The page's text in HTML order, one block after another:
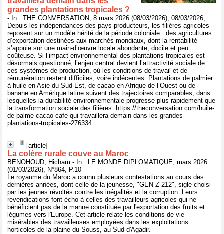
grandes plantations tropicales ?
- In : THE CONVERSATION, 8 mars 2026 (08/03/2026), 08/03/2026,
Depuis les indépendances des pays producteurs, les filières agricoles
reposent sur un modèle hérité de la période coloniale : des agricultures
d’exportation destinées aux marchés mondiaux, dont la rentabilité
s’appuie sur une main-d’œuvre locale abondante, docile et peu
coûteuse. Si l’impact environnemental des plantations tropicales est
désormais questionné, l’enjeu central devient l’attractivité sociale de
ces systèmes de production, où les conditions de travail et de
rémunération restent difficiles, voire indécentes. Plantations de palmier
à huile en Asie du Sud-Est, de cacao en Afrique de l’Ouest ou de
banane en Amérique latine suivent des trajectoires comparables, dans
lesquelles la durabilité environnementale progresse plus rapidement que
la transformation sociale des filières. https://theconversation.com/huile-
de-palme-cacao-cafe-qui-travaillera-demain-dans-les-grandes-
plantations-tropicales-276334
[article]
La colère rurale couve au Maroc
BENOHOUD, Hicham - In : LE MONDE DIPLOMATIQUE, mars 2026
(01/03/2026), N°864, P.10
Le royaume du Maroc a connu plusieurs contestations au cours des
dernières années, dont celle de la jeunesse, "GEN Z 212", sigle choisi
par les jeunes révoltés contre les inégalités et la corruption. Leurs
revendications font écho à celles des travailleurs agricoles qui ne
bénéficient pas de la manne constituée par l'exportation des fruits et
légumes vers l'Europe. Cet article relate les conditions de vie
misérables des travailleuses employées dans les exploitations
horticoles de la plaine du Souss, au Sud d'Agadir.